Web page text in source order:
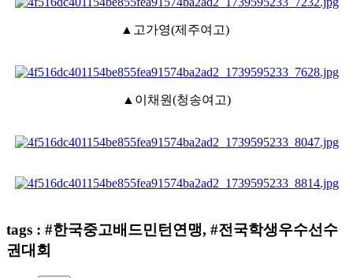
▲고가영(제주여고)
▲이채원(청송여고)
tags : #한국중고배드민턴연맹, #전국학생우수선수
권대회